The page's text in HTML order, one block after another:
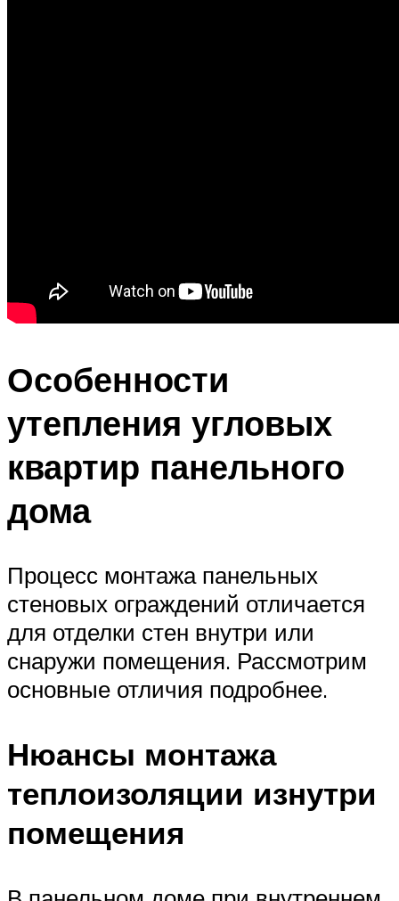
Особенности
утепления угловых
квартир панельного
дома
Процесс монтажа панельных
стеновых ограждений отличается
для отделки стен внутри или
снаружи помещения. Рассмотрим
основные отличия подробнее.
Нюансы монтажа
теплоизоляции изнутри
помещения